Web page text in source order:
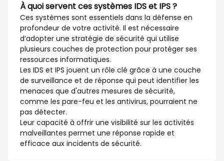
À quoi servent ces systèmes IDS et IPS ?
Ces systèmes sont essentiels dans la défense en
profondeur de votre activité. Il est nécessaire
d’adopter une stratégie de sécurité qui utilise
plusieurs couches de protection pour protéger ses
ressources informatiques.
Les IDS et IPS jouent un rôle clé grâce à une couche
de surveillance et de réponse qui peut identifier les
menaces que d'autres mesures de sécurité,
comme les pare-feu et les antivirus, pourraient ne
pas détecter.
Leur capacité à offrir une visibilité sur les activités
malveillantes permet une réponse rapide et
efficace aux incidents de sécurité.